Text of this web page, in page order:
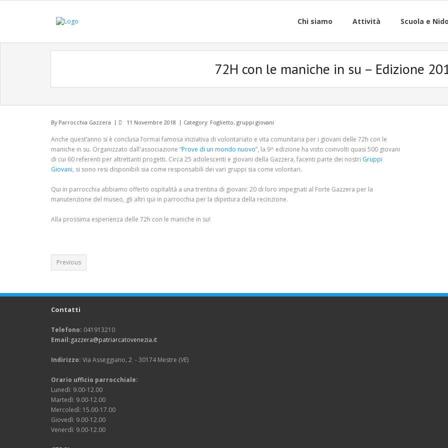
Chi siamo Attività Scuola e
72H con le maniche in su – Edizione
By Parrocchia Gazzera 11 Novembre 2018 Category: Foglietto, gruppi giovani
Anche quest’anno si è conclusa l’ormai famosa iniziativa di volontariato e vita comunitaria per i giovani delle 72h con le
maniche in su. Organizzato dall'associazione “Prove di un mondo nuovo”, la 9^ edizione ha visto coinvolti quasi 500 giovani
di cui 60 referenti per altrettanti progetti. Circa 25 adolescenti e giovani della Gazzera, facenti parte dei nostri Gruppi
Giovani, si sono resi disponibili sia come responsabili dei vari gruppi sia come volontari.
Qui in parrocchia abbiamo offerto ospitalità a una trentina di giovani: 20 di loro impegnati al Forte Gazzera per la
manutenzione del museo, gli altri qui in parrocchia per la dipintura della recinzione.
Alla prossima esperienza delle 72h con le maniche in su!
Previous
Contatti
Telefono: 041913210
Email:gazzera@patriarcatovenezia.it
Indirizzo: Via Asseggiano, 2 - 30174 Mestre (VE)
Orario ufficio parrocchiale:
Lunedì: 9.00-12.00
Martedì: 9.00-12.00
Mercoledì: 15.00-17.00
Giovedì: 9.00-12.00
Venerdì: 9.00-12.00